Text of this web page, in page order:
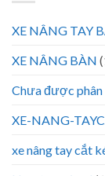
XE NÂNG TAY
XE NÂNG BÀN
Chưa được
XE-NANG-
xe nâng tay cắt